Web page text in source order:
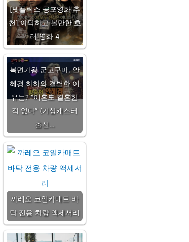
[넷플릭스 공포영화 추
천] 아닥하고 볼만한 호
러 영화 4
복면가왕 군고구마, 안
혜경 하하와 결별한 이
유는? “이혼도 결혼한
적 없다” (기상캐스터
출신…
까레오 코일카매트 바
닥 전용 차량 액세서리